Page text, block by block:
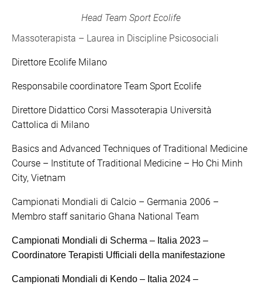
Head Team Sport Ecolife
Massoterapista – Laurea in Discipline Psicosociali
Direttore Ecolife Milano
Responsabile coordinatore Team Sport Ecolife
Direttore Didattico Corsi Massoterapia Università
Cattolica di Milano
Basics and Advanced Techniques of Traditional Medicine
Course – Institute of Traditional Medicine – Ho Chi Minh
City, Vietnam
Campionati Mondiali di Calcio – Germania 2006 –
Membro staff sanitario Ghana National Team
Campionati Mondiali di Scherma – Italia 2023 –
Coordinatore Terapisti Ufficiali della manifestazione
Campionati Mondiali di Kendo – Italia 2024 –